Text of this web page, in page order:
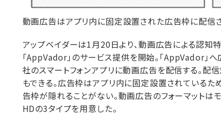
動画広告はアプリ内に固定設置された広告枠に配信さ
アップベイダーは1月20日より、動画広告による認知
「AppVador」のサービス提供を開始。「AppVador
社のスマートフォンアプリに動画広告を配信する。配
もできる。広告枠はアプリ内に固定設置されている
告枠が隠れることがない。動画広告のフォーマットは
HDの3タイプを用意した。